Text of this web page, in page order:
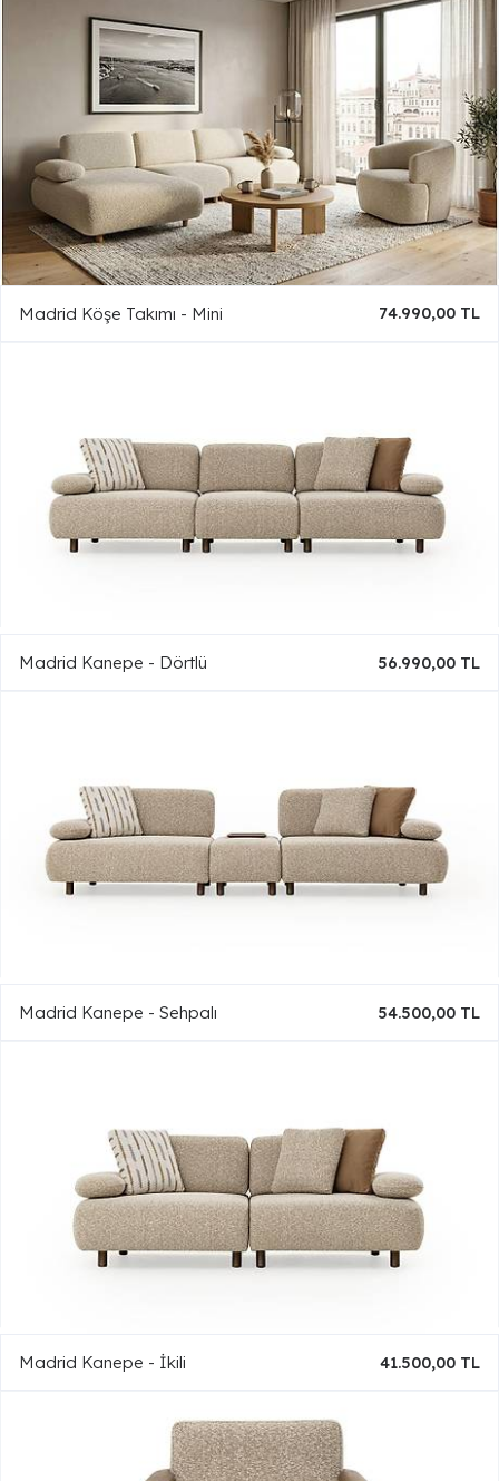
Madrid Köşe Takımı - Mini 74.990,00 TL
Madrid Kanepe - Dörtlü 56.990,00 TL
Madrid Kanepe - Sehpalı 54.500,00 TL
Madrid Kanepe - İkili 41.500,00 TL